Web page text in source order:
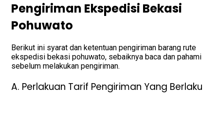
Pengiriman Ekspedisi Bekasi
Pohuwato
Berikut ini syarat dan ketentuan pengiriman barang rute
ekspedisi bekasi pohuwato, sebaiknya baca dan pahami
sebelum melakukan pengiriman.
A. Perlakuan Tarif Pengiriman Yang Berlaku